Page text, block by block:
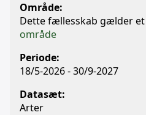
Område:
Dette fællesskab gælder
område
Periode:
18/5-2026 - 30/9-2027
Datasæt:
Arter